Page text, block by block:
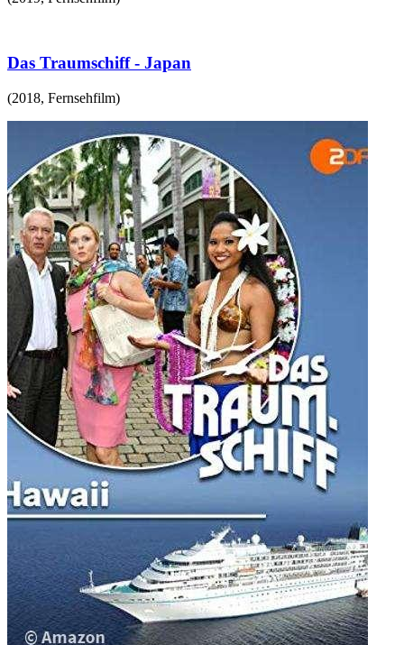
Das Traumschiff - Japan
(2018, Fernsehfilm)